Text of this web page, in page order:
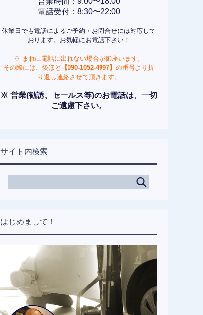
電話受付：8:30〜22:00
休業日でも電話によるご予約・お問合せには対応して
おります。お気軽にお電話下さい！
※ まれに電話に出れない場合が御座います。
その際には、後ほど 【090-1052-4997】 の番号より折
り返し連絡させて頂きます。
※ 営業(勧誘、セールス等)のお電話は、一切
ご遠慮下さい。
サイト内検索
はじめまして！